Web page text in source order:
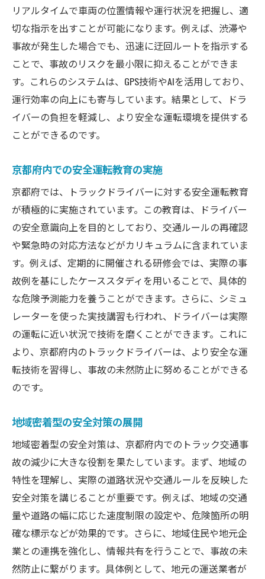
リアルタイムで車両の位置情報や運行状況を把握し、適
切な指示を出すことが可能になります。例えば、渋滞や
事故が発生した場合でも、迅速に迂回ルートを指示する
ことで、事故のリスクを最小限に抑えることができま
す。これらのシステムは、GPS技術やAIを活用しており、
運行効率の向上にも寄与しています。結果として、ドラ
イバーの負担を軽減し、より安全な運転環境を提供する
ことができるのです。
京都府内での安全運転教育の実施
京都府では、トラックドライバーに対する安全運転教育
が積極的に実施されています。この教育は、ドライバー
の安全意識向上を目的としており、交通ルールの再確認
や緊急時の対応方法などがカリキュラムに含まれていま
す。例えば、定期的に開催される研修会では、実際の事
故例を基にしたケーススタディを用いることで、具体的
な危険予測能力を養うことができます。さらに、シミュ
レーターを使った実技講習も行われ、ドライバーは実際
の運転に近い状況で技術を磨くことができます。これに
より、京都府内のトラックドライバーは、より安全な運
転技術を習得し、事故の未然防止に努めることができる
のです。
地域密着型の安全対策の展開
地域密着型の安全対策は、京都府内でのトラック交通事
故の減少に大きな役割を果たしています。まず、地域の
特性を理解し、実際の道路状況や交通ルールを反映した
安全対策を講じることが重要です。例えば、地域の交通
量や道路の幅に応じた速度制限の設定や、危険箇所の明
確な標示などが効果的です。さらに、地域住民や地元企
業との連携を強化し、情報共有を行うことで、事故の未
然防止に繋がります。具体例として、地元の運送業者が